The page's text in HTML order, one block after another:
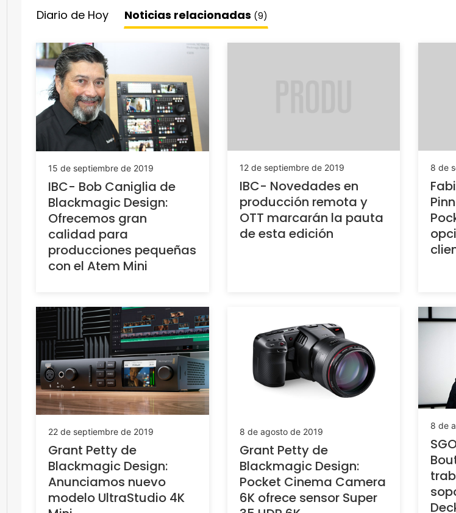
Diario de Hoy Noticias relacionadas (9)
15 de septiembre de 2019
IBC- Bob Caniglia de
Blackmagic Design:
Ofrecemos gran
calidad para
producciones pequeñas
con el Atem Mini
12 de septiembre de 2019
IBC- Novedades en
producción remota y
OTT marcarán la pauta
de esta edición
8 de
22 de septiembre de 2019
Grant Petty de
Blackmagic Design:
Anunciamos nuevo
modelo UltraStudio 4K
8 de agosto de 2019
Grant Petty de
Blackmagic Design:
Pocket Cinema Camera
6K ofrece sensor Super
8 de